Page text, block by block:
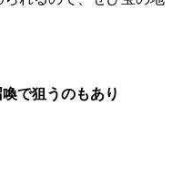
で狙うのもあり